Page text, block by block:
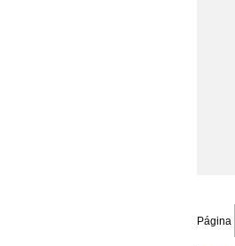
Página